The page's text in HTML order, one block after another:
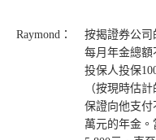
Raymond：
按揭證券公司
每月年金總額
投保人投保
（按現時估
保證向他支付
萬元的年金。